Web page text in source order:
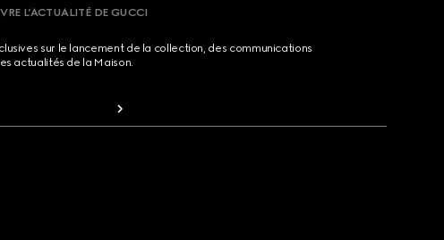
L’ACTUALITÉ DE GUCCI
sur le lancement de la collection, des communications
actualités de la Maison.